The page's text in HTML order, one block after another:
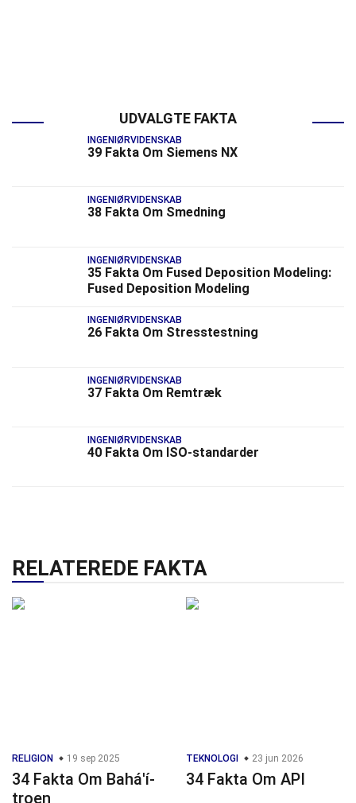
UDVALGTE FAKTA
INGENIØRVIDENSKAB
39 Fakta Om Siemens NX
INGENIØRVIDENSKAB
38 Fakta Om Smedning
INGENIØRVIDENSKAB
35 Fakta Om Fused Deposition Modeling:
Fused Deposition Modeling
INGENIØRVIDENSKAB
26 Fakta Om Stresstestning
INGENIØRVIDENSKAB
37 Fakta Om Remtræk
INGENIØRVIDENSKAB
40 Fakta Om ISO-standarder
RELATEREDE FAKTA
RELIGION 19 sep 2025
34 Fakta Om Bahá'í-
troen
TEKNOLOGI 23 jun 2026
34 Fakta Om API